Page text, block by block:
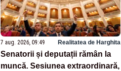
7 aug. 2026, 09:49 Realitatea de Harghita
Senatorii și deputații rămân la
muncă. Sesiunea extraordinară,